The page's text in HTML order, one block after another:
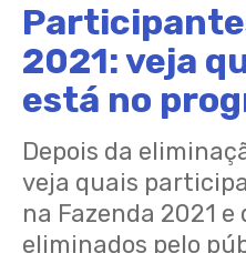
2021: veja
está no
Depois da
veja quais
na Fazenda 2021
eliminados pelo